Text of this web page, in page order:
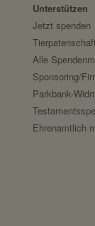
Unterstützen
Jetzt spenden
Alle
Sponsoring/
Parkbank-
Ehrenamtlich